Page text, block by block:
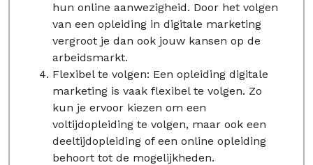
hun online aanwezigheid. Door het volgen
van een opleiding in digitale marketing
vergroot je dan ook jouw kansen op de
arbeidsmarkt.
Flexibel te volgen: Een opleiding digitale
marketing is vaak flexibel te volgen. Zo
kun je ervoor kiezen om een
voltijdopleiding te volgen, maar ook een
deeltijdopleiding of een online opleiding
behoort tot de mogelijkheden.